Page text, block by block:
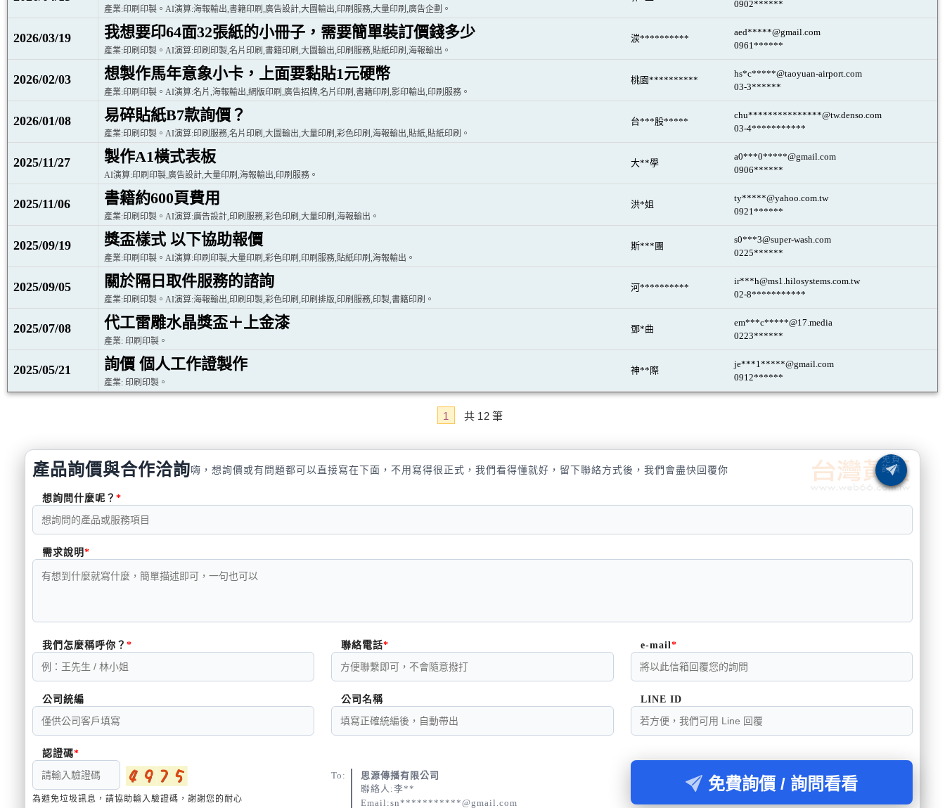
產業:印刷印製。AI演算:海報輸出,書籍印刷,廣告設計,大圖輸出,印刷服務,大量印刷,廣告企劃。
0902******
2026/03/19 我想要印64面32張紙的小冊子，需要簡單裝訂價錢多少
產業:印刷印製。AI演算:印刷印製,名片印刷,書籍印刷,大圖輸出,印刷服務,貼紙印刷,海報輸出。
湠**********
aed*****@gmail.com
0961******
2026/02/03 想製作馬年意象小卡，上面要黏貼1元硬幣
產業:印刷印製。AI演算:名片,海報輸出,網版印刷,廣告招牌,名片印刷,書籍印刷,影印輸出,印刷服務。
桃園**********
hs*c*****@taoyuan-airport.com
03-3******
2026/01/08 易碎貼紙B7款詢價？
產業:印刷印製。AI演算:印刷服務,名片印刷,大圖輸出,大量印刷,彩色印刷,海報輸出,貼紙,貼紙印刷。
台***股*****
chu***************@tw.denso.com
03-4***********
2025/11/27 製作A1橫式表板
AI演算:印刷印製,廣告設計,大量印刷,海報輸出,印刷服務。
大**學
a0***0*****@gmail.com
0906******
2025/11/06 書籍約600頁費用
產業:印刷印製。AI演算:廣告設計,印刷服務,彩色印刷,大量印刷,海報輸出。
洪*姐
ty*****@yahoo.com.tw
0921******
2025/09/19 獎盃樣式 以下協助報價
產業:印刷印製。AI演算:印刷印製,大量印刷,彩色印刷,印刷服務,貼紙印刷,海報輸出。
斯***團
s0***3@super-wash.com
0225******
2025/09/05 關於隔日取件服務的諮詢
產業:印刷印製。AI演算:海報輸出,印刷印製,彩色印刷,印刷排版,印刷服務,印製,書籍印刷。
河**********
ir***h@ms1.hilosystems.com.tw
02-8***********
2025/07/08 代工雷雕水晶獎盃＋上金漆
產業: 印刷印製。
鄧*曲
em***c*****@17.media
0223******
2025/05/21 詢價 個人工作證製作
產業: 印刷印製。
神**際
je***1*****@gmail.com
0912******
1 共 12 筆
產品詢價與合作洽詢嗨，想詢價或有問題都可以直接寫在下面，不用寫得很正式，我們看得懂就好，留下聯絡方式後，我們會盡快回覆你
想詢問什麼呢？
需求說明
我們怎麼稱呼你？ 聯絡電話 e-mail
公司統編 公司名稱 LINE ID
認證碼
為避免垃圾訊息，請協助輸入驗證碼，謝謝您的耐心
To:
思源傳播有限公司
聯絡人:李**
Email:sn***********@gmail.com
免費詢價 / 詢問看看